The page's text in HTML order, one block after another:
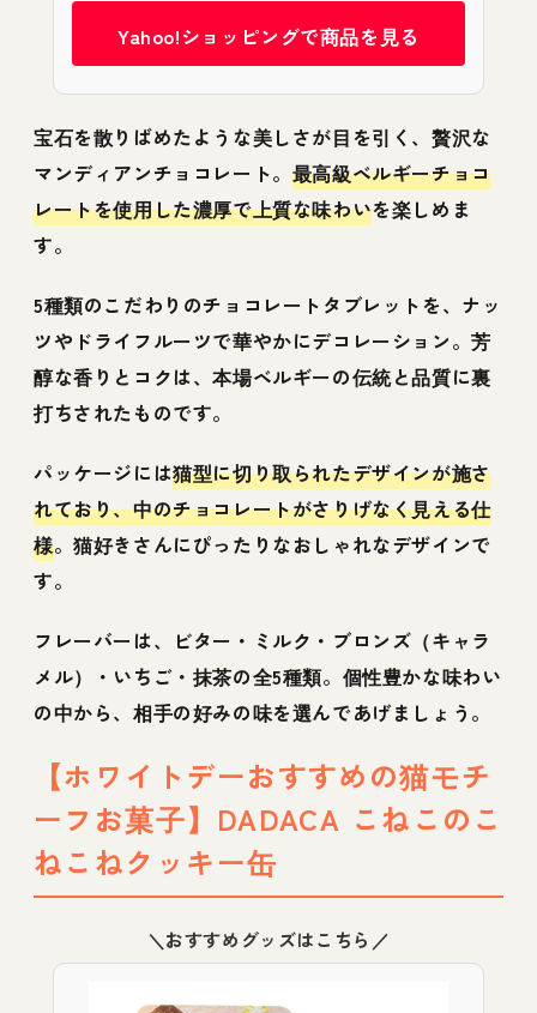
Yahoo!ショッピングで商品を見る
宝石を散りばめたような美しさが目を引く、贅沢な
マンディアンチョコレート。 最高級ベルギーチョコ
レートを使用した濃厚で上質な味わいを楽しめま
す。
5種類のこだわりのチョコレートタブレットを、ナッ
ツやドライフルーツで華やかにデコレーション。芳
醇な香りとコクは、本場ベルギーの伝統と品質に裏
打ちされたものです。
パッケージには猫型に切り取られたデザインが施さ
れており、中のチョコレートがさりげなく見える仕
様。猫好きさんにぴったりなおしゃれなデザインで
す。
フレーバーは、ビター・ミルク・ブロンズ（キャラ
メル）・いちご・抹茶の全5種類。個性豊かな味わい
の中から、相手の好みの味を選んであげましょう。
【ホワイトデーおすすめの猫モチ
ーフお菓子】DADACA こねこのこ
ねこねクッキー缶
＼おすすめグッズはこちら／